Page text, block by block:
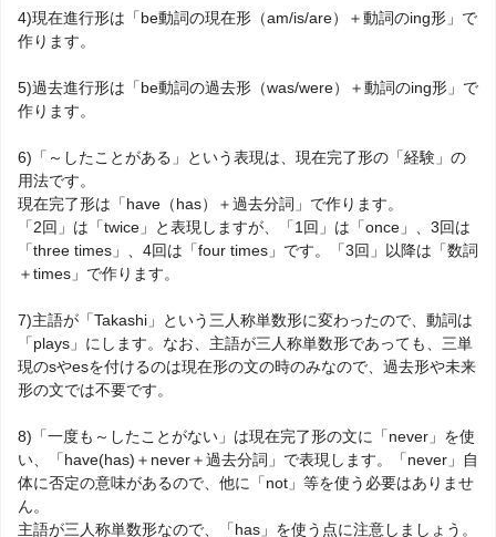
4)現在進行形は「be動詞の現在形（am/is/are）＋動詞のing形」で
作ります。
5)過去進行形は「be動詞の過去形（was/were）＋動詞のing形」で
作ります。
6)「～したことがある」という表現は、現在完了形の「経験」の
用法です。
現在完了形は「have（has）＋過去分詞」で作ります。
「2回」は「twice」と表現しますが、「1回」は「once」、3回は
「three times」、4回は「four times」です。「3回」以降は「数詞
＋times」で作ります。
7)主語が「Takashi」という三人称単数形に変わったので、動詞は
「plays」にします。なお、主語が三人称単数形であっても、三単
現のsやesを付けるのは現在形の文の時のみなので、過去形や未来
形の文では不要です。
8)「一度も～したことがない」は現在完了形の文に「never」を使
い、「have(has)＋never＋過去分詞」で表現します。「never」自
体に否定の意味があるので、他に「not」等を使う必要はありませ
ん。
主語が三人称単数形なので、「has」を使う点に注意しましょう。